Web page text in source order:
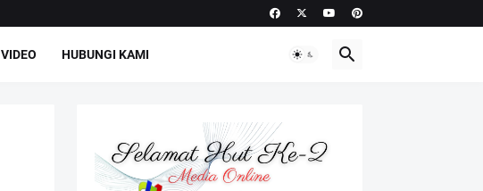
VIDEO HUBUNGI KAMI